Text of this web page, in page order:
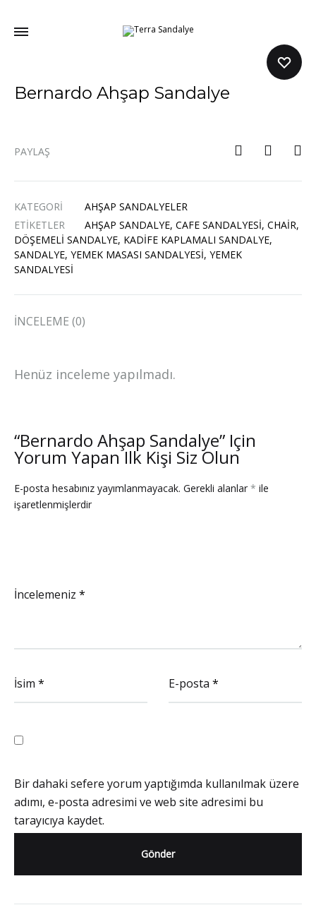
Yolu
,
Ofis
Oyuncu
Koltuğu…
Bernardo Ahşap Sandalye
PAYLAŞ
KATEGORI
AHŞAP SANDALYELER
ETIKETLER
AHŞAP SANDALYE, CAFE SANDALYESI, CHAIR,
DÖŞEMELI SANDALYE, KADIFE KAPLAMALI SANDALYE,
SANDALYE, YEMEK MASASI SANDALYESI, YEMEK
SANDALYESI
İNCELEME (0)
Henüz inceleme yapılmadı.
“Bernardo Ahşap Sandalye” Için
Yorum Yapan Ilk Kişi Siz Olun
E-posta hesabınız yayımlanmayacak. Gerekli alanlar * ile
işaretlenmişlerdir
İncelemeniz *
İsim * E-posta *
Bir dahaki sefere yorum yaptığımda kullanılmak üzere
adımı, e-posta adresimi ve web site adresimi bu
tarayıcıya kaydet.